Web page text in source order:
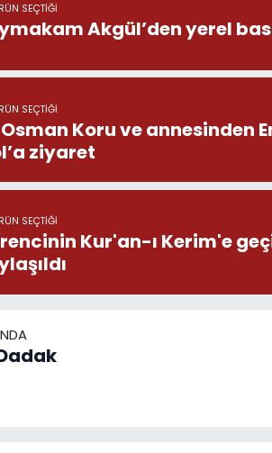
SEÇTIĞI
Akgül’den yerel
SEÇTIĞI
Koru ve annesinden
ziyaret
SEÇTIĞI
Kur'an-ı Kerim'e